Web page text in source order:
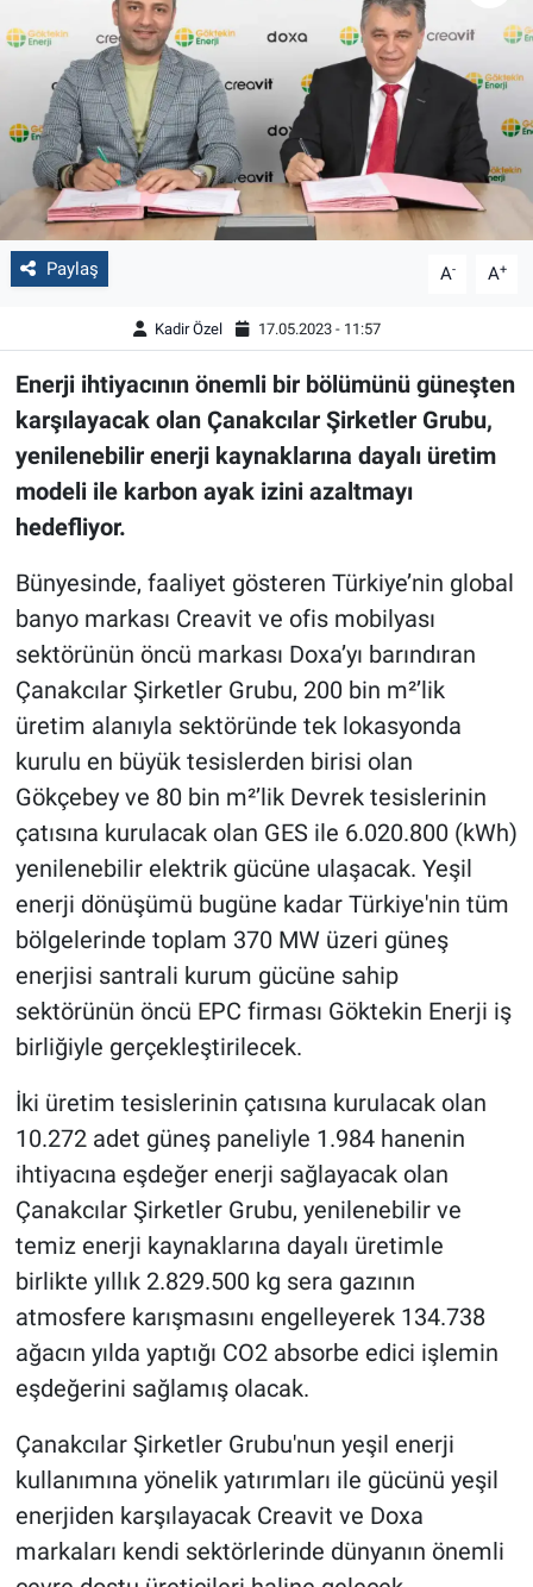
Paylaş A- A+
Kadir Özel 17.05.2023 - 11:57
Enerji ihtiyacının önemli bir bölümünü güneşten
karşılayacak olan Çanakcılar Şirketler Grubu,
yenilenebilir enerji kaynaklarına dayalı üretim
modeli ile karbon ayak izini azaltmayı
hedefliyor.
Bünyesinde, faaliyet gösteren Türkiye’nin global
banyo markası Creavit ve ofis mobilyası
sektörünün öncü markası Doxa’yı barındıran
Çanakcılar Şirketler Grubu, 200 bin m²’lik
üretim alanıyla sektöründe tek lokasyonda
kurulu en büyük tesislerden birisi olan
Gökçebey ve 80 bin m²’lik Devrek tesislerinin
çatısına kurulacak olan GES ile 6.020.800 (kWh)
yenilenebilir elektrik gücüne ulaşacak. Yeşil
enerji dönüşümü bugüne kadar Türkiye'nin tüm
bölgelerinde toplam 370 MW üzeri güneş
enerjisi santrali kurum gücüne sahip
sektörünün öncü EPC firması Göktekin Enerji iş
birliğiyle gerçekleştirilecek.
İki üretim tesislerinin çatısına kurulacak olan
10.272 adet güneş paneliyle 1.984 hanenin
ihtiyacına eşdeğer enerji sağlayacak olan
Çanakcılar Şirketler Grubu, yenilenebilir ve
temiz enerji kaynaklarına dayalı üretimle
birlikte yıllık 2.829.500 kg sera gazının
atmosfere karışmasını engelleyerek 134.738
ağacın yılda yaptığı CO2 absorbe edici işlemin
eşdeğerini sağlamış olacak.
Çanakcılar Şirketler Grubu'nun yeşil enerji
kullanımına yönelik yatırımları ile gücünü yeşil
enerjiden karşılayacak Creavit ve Doxa
markaları kendi sektörlerinde dünyanın önemli